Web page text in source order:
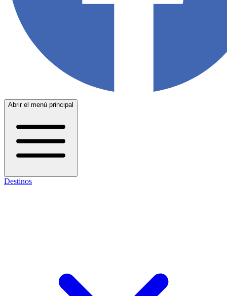
Abrir el menú principal
Destinos